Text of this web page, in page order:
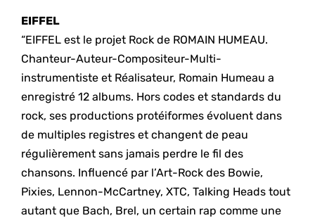
EIFFEL
“EIFFEL est le projet Rock de ROMAIN HUMEAU.
Chanteur-Auteur-Compositeur-Multi-
instrumentiste et Réalisateur, Romain Humeau a
enregistré 12 albums. Hors codes et standards du
rock, ses productions protéiformes évoluent dans
de multiples registres et changent de peau
régulièrement sans jamais perdre le fil des
chansons. Influencé par l’Art-Rock des Bowie,
Pixies, Lennon-McCartney, XTC, Talking Heads tout
autant que Bach, Brel, un certain rap comme une